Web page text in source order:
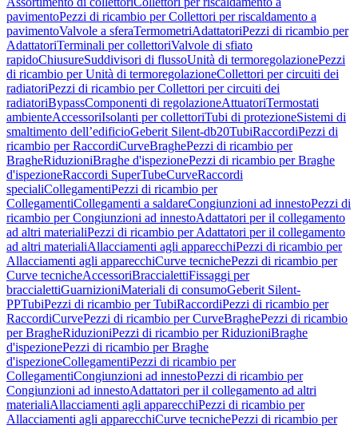
pavimentoPezzi di ricambio per Collettori per riscaldamento a
pavimentoValvole a sferaTermometriAdattatoriPezzi di ricambio per
AdattatoriTerminali per collettoriValvole di sfiato
rapidoChiusureSuddivisori di flussoUnità di termoregolazionePezzi
di ricambio per Unità di termoregolazioneCollettori per circuiti dei
radiatoriPezzi di ricambio per Collettori per circuiti dei
radiatoriBypassComponenti di regolazioneAttuatoriTermostati
ambienteAccessoriIsolanti per collettoriTubi di protezioneSistemi di
smaltimento dell’edificioGeberit Silent-db20TubiRaccordiPezzi di
ricambio per RaccordiCurveBraghePezzi di ricambio per
BragheRiduzioniBraghe d'ispezionePezzi di ricambio per Braghe
d'ispezioneRaccordi SuperTubeCurveRaccordi
specialiCollegamentiPezzi di ricambio per
CollegamentiCollegamenti a saldareCongiunzioni ad innestoPezzi di
ricambio per Congiunzioni ad innestoAdattatori per il collegamento
ad altri materialiPezzi di ricambio per Adattatori per il collegamento
ad altri materialiAllacciamenti agli apparecchiPezzi di ricambio per
Allacciamenti agli apparecchiCurve tecnichePezzi di ricambio per
Curve tecnicheAccessoriBraccialettiFissaggi per
braccialettiGuarnizioniMateriali di consumoGeberit Silent-
PPTubiPezzi di ricambio per TubiRaccordiPezzi di ricambio per
RaccordiCurvePezzi di ricambio per CurveBraghePezzi di ricambio
per BragheRiduzioniPezzi di ricambio per RiduzioniBraghe
d'ispezionePezzi di ricambio per Braghe
d'ispezioneCollegamentiPezzi di ricambio per
CollegamentiCongiunzioni ad innestoPezzi di ricambio per
Congiunzioni ad innestoAdattatori per il collegamento ad altri
materialiAllacciamenti agli apparecchiPezzi di ricambio per
Allacciamenti agli apparecchiCurve tecnichePezzi di ricambio per